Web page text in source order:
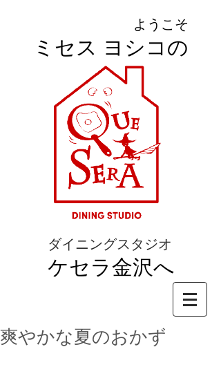
ようこそ
ミセス ヨシコの
ダイニングスタジオ
ケセラ金沢へ
爽やかな夏のおかず